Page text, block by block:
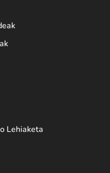
Lehiaketa